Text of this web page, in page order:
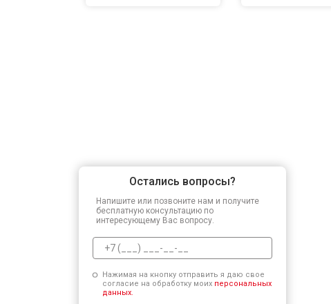
Остались вопросы?
Напишите или позвоните нам и получите
бесплатную консультацию по
интересующему Вас вопросу.
Нажимая на кнопку отправить я даю свое
согласие на обработку моих персональных
данных.